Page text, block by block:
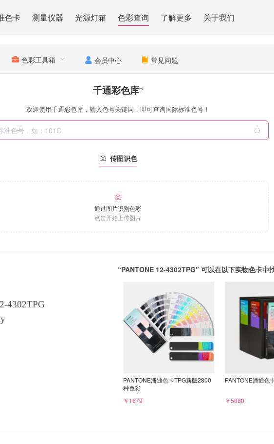
色卡 测量仪器 光源灯箱 色彩查询 了解更多 关于我们
色彩工具箱 会员中心 常见问题
千通彩色库®
欢迎使用千通彩色库，输入色号关键词，即可查询国际标准色号！
传图识色
通过图片识别色彩
点击开始上传图片
4302TPG
“PANTONE 12-4302TPG” 可以在以下实物色卡中
PANTONE潘通色卡TPG新版2800
种色彩
￥1679
PANTONE潘通色
￥5080